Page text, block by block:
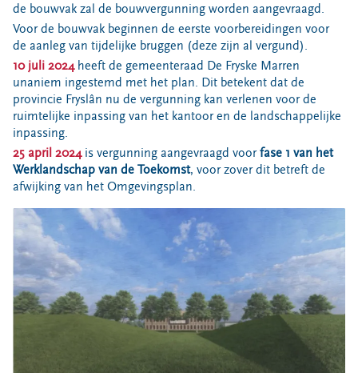
de bouwvak zal de bouwvergunning worden aangevraagd.
Voor de bouwvak beginnen de eerste voorbereidingen voor
de aanleg van tijdelijke bruggen (deze zijn al vergund).
10 juli 2024heeft de gemeenteraad De Fryske Marren
unaniem ingestemd met het plan. Dit betekent dat de
provincie Fryslân nu de vergunning kan verlenen voor de
ruimtelijke inpassing van het kantoor en de landschappelijke
inpassing.
25 april 2024is vergunning aangevraagd voorfase 1 van het
Werklandschap van de Toekomst, voor zover dit betreft de
afwijking van het Omgevingsplan.